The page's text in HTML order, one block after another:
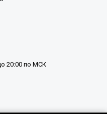
20:00 по МСК